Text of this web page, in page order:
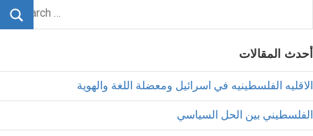
أحدث المقالات
الاقليه الفلسطينيه في اسرائيل ومعضلة اللغة والهوية
الفلسطيني بين الحل السياسي